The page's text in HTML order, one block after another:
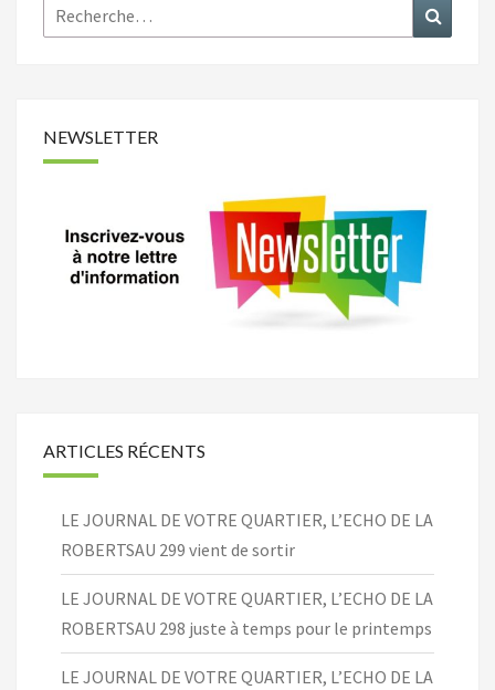
Rechercher :
NEWSLETTER
ARTICLES RÉCENTS
LE JOURNAL DE VOTRE QUARTIER, L’ECHO DE LA
ROBERTSAU 299 vient de sortir
LE JOURNAL DE VOTRE QUARTIER, L’ECHO DE LA
ROBERTSAU 298 juste à temps pour le printemps
LE JOURNAL DE VOTRE QUARTIER, L’ECHO DE LA